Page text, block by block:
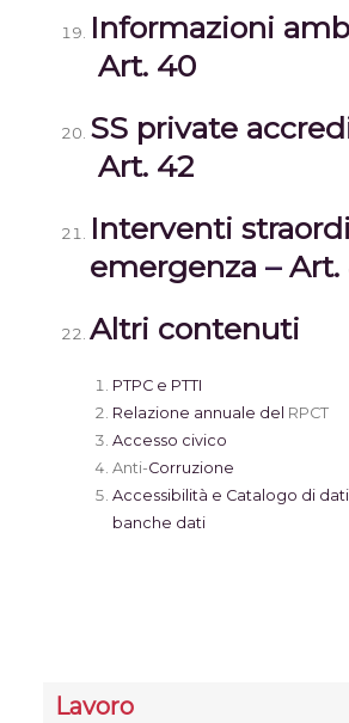
Informazioni
Art. 40
SS private
Art. 42
Interventi
emergenza – Art.
Altri contenuti
PTPC e PTTI
Relazione annuale del RPCT
Accesso civico
Anti-Corruzione
Accessibilità e Catalogo di
banche dati
Lavoro